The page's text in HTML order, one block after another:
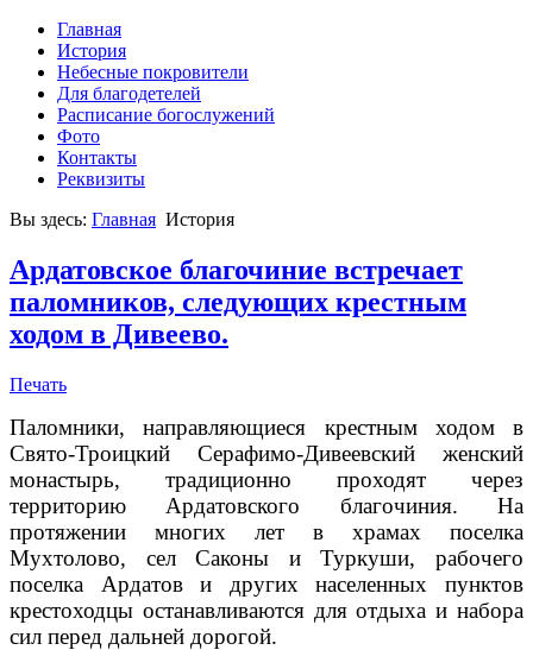
Главная
История
Небесные покровители
Для благодетелей
Расписание богослужений
Фото
Контакты
Реквизиты
Вы здесь: Главная История
Ардатовское благочиние встречает
паломников, следующих крестным
ходом в Дивеево.
Печать
Паломники, направляющиеся крестным ходом в
Свято-Троицкий Серафимо-Дивеевский женский
монастырь, традиционно проходят через
территорию Ардатовского благочиния. На
протяжении многих лет в храмах поселка
Мухтолово, сел Саконы и Туркуши, рабочего
поселка Ардатов и других населенных пунктов
крестоходцы останавливаются для отдыха и набора
сил перед дальней дорогой.